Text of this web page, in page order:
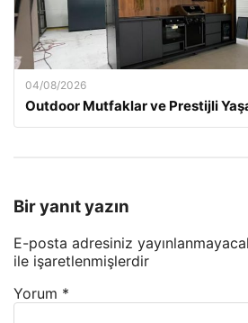
04/08/2026
Outdoor Mutfaklar ve Prestijli
Bir yanıt yazın
E-posta adresiniz
ile işaretlenmişlerdir
Yorum *